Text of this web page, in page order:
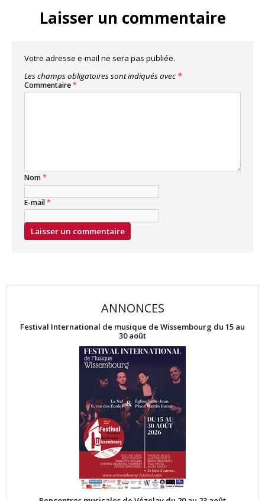
Laisser un commentaire
Votre adresse e-mail ne sera pas publiée.
Les champs obligatoires sont indiqués avec *
Commentaire*
Nom*
E-mail*
ANNONCES
Festival International de musique de Wissembourg du 15 au
30 août